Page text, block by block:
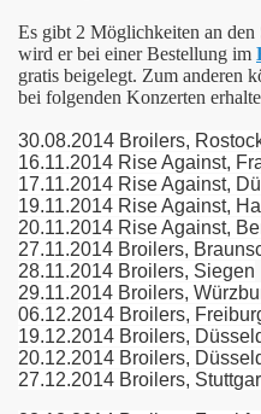
Es gibt 2 Möglichkeiten an
wird er bei einer Bestellung im
gratis beigelegt. Zum anderen
bei folgenden Konzerten
30.08.2014 Broilers,
16.11.2014 Rise Against,
17.11.2014 Rise Against,
19.11.2014 Rise Against,
20.11.2014 Rise Against,
27.11.2014 Broilers,
28.11.2014 Broilers, Siegen
29.11.2014 Broilers,
06.12.2014 Broilers,
19.12.2014 Broilers,
20.12.2014 Broilers,
27.12.2014 Broilers,